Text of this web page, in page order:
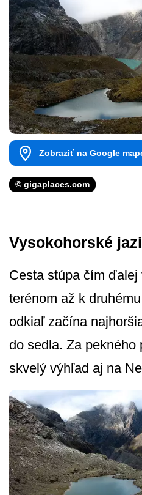
Zobraziť na Google
© gigaplaces.com
Vysokohorské
Cesta stúpa čím
terénom až k
odkiaľ začína
do sedla. Za pekného
skvelý výhľad aj na